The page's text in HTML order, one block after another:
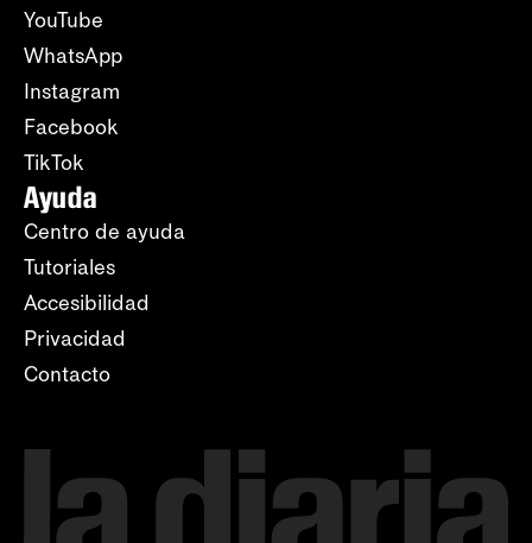
YouTube
WhatsApp
Instagram
Facebook
TikTok
Ayuda
Centro de ayuda
Tutoriales
Accesibilidad
Privacidad
Contacto